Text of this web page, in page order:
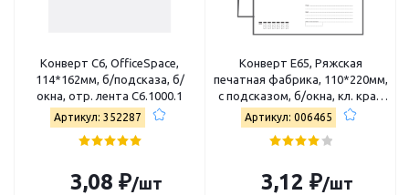
Конверт С6, OfficeSpace,
114*162мм, б/подсказа, б/
окна, отр. лента С6.1000.1
Артикул: 352287
3,08 ₽/шт
Конверт E65, Ряжская
печатная фабрика, 110*220мм,
с подсказом, б/окна, кл. край
4607122770420
Артикул: 006465
3,12 ₽/шт